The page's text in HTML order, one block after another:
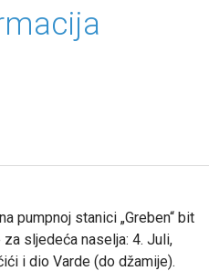
pumpnoj stanici „Greben“ bit
sljedeća naselja: 4. Juli,
i dio Varde (do džamije).